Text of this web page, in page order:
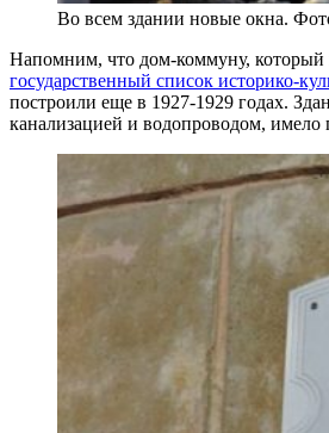
Во всем здании новые окна.
Напомним, что дом-коммуну, который
государственный список историко-
построили еще в 1927-1929 годах.
канализацией и водопроводом, имело